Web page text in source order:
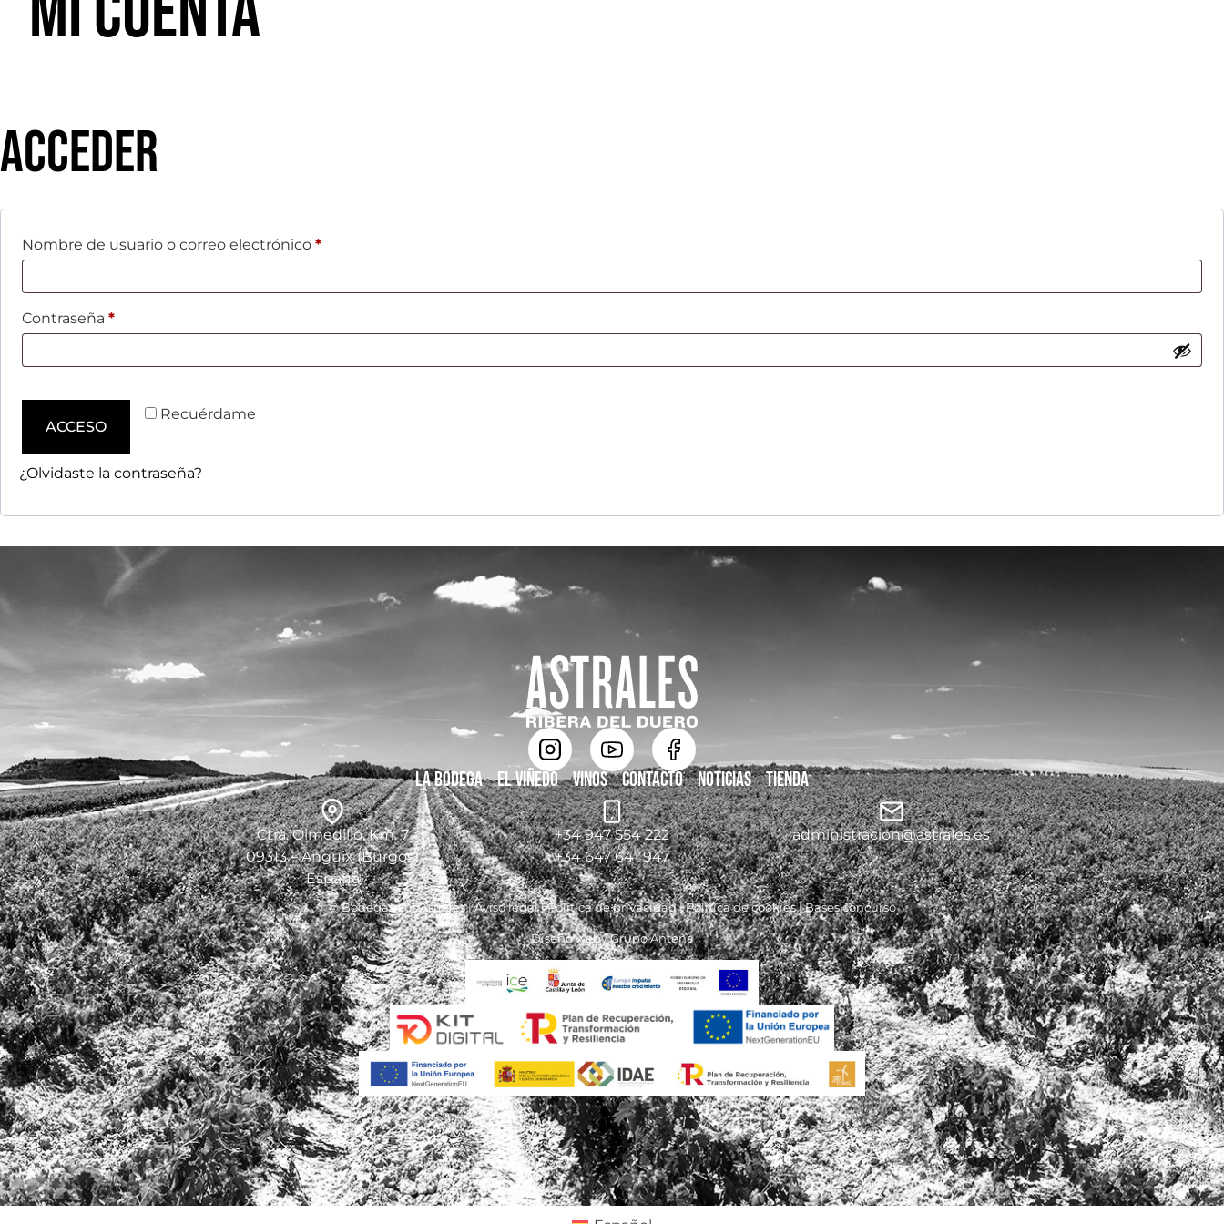
Acceder
Nombre de usuario o correo electrónico *
Contraseña *
Recuérdame
ACCESO
¿Olvidaste la contraseña?
La bodega El viñedo Vinos Contacto Noticias Tienda
Ctra. Olmedillo, Km. 7
09313 – Anguix (Burgos)
España
+34 947 554 222
+34 647 641 947
administracion@astrales.es
© Bodegas Los Astrales |Aviso legal|Política de privacidad|Política de cookies|Bases concurso
Diseño web /Grupo Antena